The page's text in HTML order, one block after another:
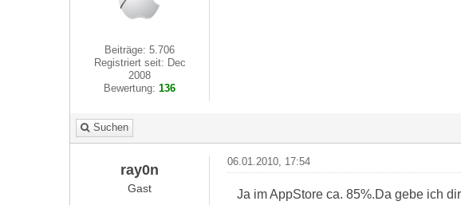
Beiträge: 5.706
Registriert seit: Dec
2008
Bewertung:136
Suchen
ray0n
Gast
06.01.2010, 17:54
Ja im AppStore ca. 85%.Da gebe ich